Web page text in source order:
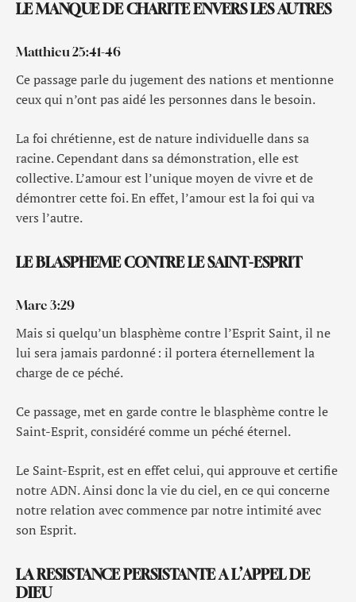
LE MANQUE DE CHARITE ENVERS LES AUTRES
Matthieu 25:41-46
Ce passage parle du jugement des nations et mentionne
ceux qui n’ont pas aidé les personnes dans le besoin.
La foi chrétienne, est de nature individuelle dans sa
racine. Cependant dans sa démonstration, elle est
collective. L’amour est l’unique moyen de vivre et de
démontrer cette foi. En effet, l’amour est la foi qui va
vers l’autre.
LE BLASPHEME CONTRE LE SAINT-ESPRIT
Marc 3:29
Mais si quelqu’un blasphème contre l’Esprit Saint, il ne
lui sera jamais pardonné : il portera éternellement la
charge de ce péché.
Ce passage, met en garde contre le blasphème contre le
Saint-Esprit, considéré comme un péché éternel.
Le Saint-Esprit, est en effet celui, qui approuve et certifie
notre ADN. Ainsi donc la vie du ciel, en ce qui concerne
notre relation avec commence par notre intimité avec
son Esprit.
LA RESISTANCE PERSISTANTE A L’APPEL DE
DIEU